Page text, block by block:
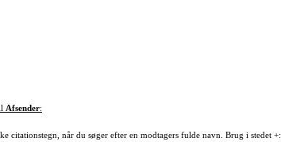
Afsender:
citationstegn, når du søger efter en modtagers fulde navn. Brug i stedet +: